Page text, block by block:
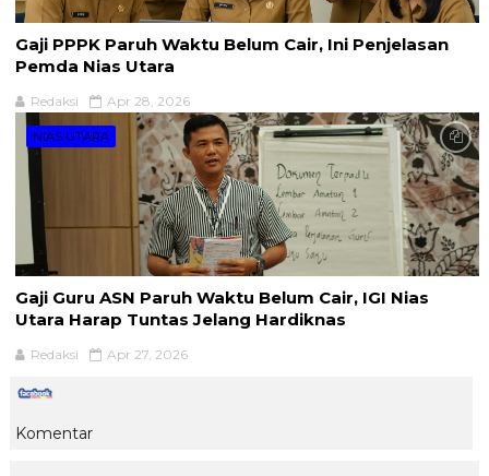
Gaji PPPK Paruh Waktu Belum Cair, Ini Penjelasan
Pemda Nias Utara
Redaksi Apr 28, 2026
NIAS UTARA
Gaji Guru ASN Paruh Waktu Belum Cair, IGI Nias
Utara Harap Tuntas Jelang Hardiknas
Redaksi Apr 27, 2026
Komentar